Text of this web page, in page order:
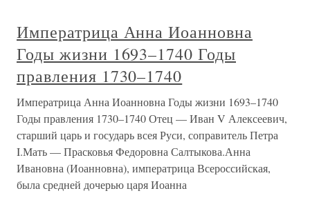
Императрица Анна Иоанновна
Годы жизни 1693–1740 Годы
правления 1730–1740
Императрица Анна Иоанновна Годы жизни 1693–1740
Годы правления 1730–1740 Отец — Иван V Алексеевич,
старший царь и государь всея Руси, соправитель Петра
I.Мать — Прасковья Федоровна Салтыкова.Анна
Ивановна (Иоанновна), императрица Всероссийская,
была средней дочерью царя Иоанна